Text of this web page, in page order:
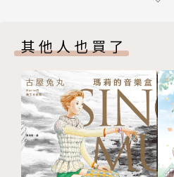
技巧，融入普通大眾的生活呢？
其他人也買了